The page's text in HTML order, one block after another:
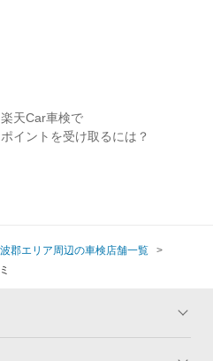
楽天Car車検で
ポイントを受け取るには？
郡エリア周辺の車検店舗一覧